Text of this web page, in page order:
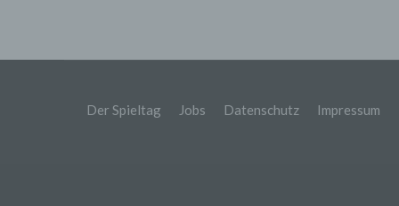
Der Spieltag Jobs Datenschutz Impressum
über